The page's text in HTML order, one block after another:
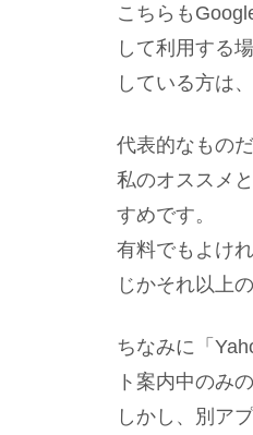
こちらも
して利用する
している方は
代表的なもの
私のオススメ
すめです。
有料でもよけ
じかそれ以上
ちなみに「
ト案内中のみ
しかし、別ア